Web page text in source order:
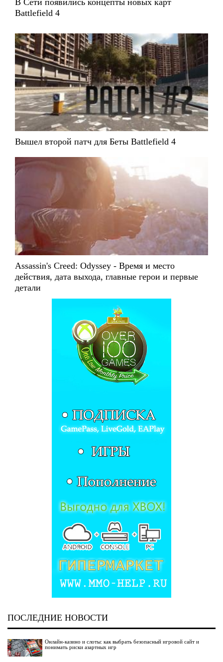
Battlefield 4
Вышел второй патч для Беты Battlefield 4
Assassin's Creed: Odyssey - Время и место
действия, дата выхода, главные герои и первые
детали
ПОСЛЕДНИЕ НОВОСТИ
Онлайн-казино и слоты: как выбрать безопасный игровой сайт и
понимать риски азартных игр